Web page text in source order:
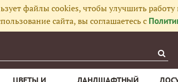
файлы cookies, чтобы улучшить
сайта, вы соглашаетесь с
ЦВЕТЫ И ЛАНДШАФТНЫЙ